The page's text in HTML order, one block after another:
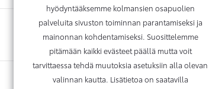
hyödyntääksemme kolmansien osapuolien
palveluita sivuston toiminnan parantamiseksi ja
mainonnan kohdentamiseksi. Suosittelemme
pitämään kaikki evästeet päällä mutta voit
tarvittaessa tehdä muutoksia asetuksiin alla olevan
valinnan kautta. Lisätietoa on saatavilla